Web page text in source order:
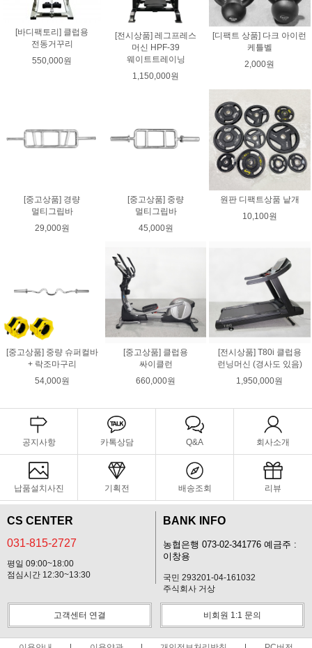
[바디팩토리] 클럽용
전동거꾸리
550,000원
[전시상품] 레그프레스
머신 HPF-39
웨이트트레이닝
1,150,000원
[디팩트 상품] 다크 아이런
케틀벨
2,000원
[중고상품] 경량
멀티그립바
29,000원
[중고상품] 중량
멀티그립바
45,000원
원판 디팩트상품 낱개
10,100원
[중고상품] 중량 슈퍼컬바
+ 락조마구리
54,000원
[중고상품] 클럽용
싸이클런
660,000원
[전시상품] T80i 클럽용
런닝머신 (경사도 있음)
1,950,000원
공지사항 카톡상담 Q&A 회사소개
납품설치사진 기획전 배송조회 리뷰
CS CENTER
031-815-2727
평일 09:00~18:00
점심시간 12:30~13:30
BANK INFO
농협은행 073-02-341776 예금주 :
이창용
국민 293201-04-161032
주식회사 거상
고객센터 연결 비회원 1:1 문의